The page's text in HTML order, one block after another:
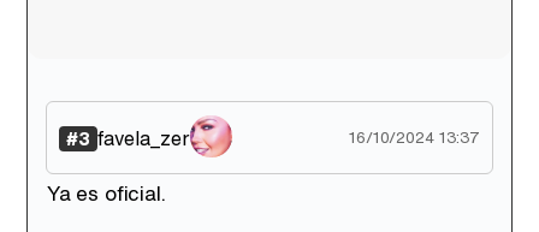
#3 favela_zer 16/10/2024 13:37
Ya es oficial.